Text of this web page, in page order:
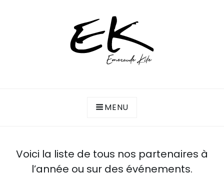
MENU
Voici la liste de tous nos partenaires à
l’année ou sur des événements.